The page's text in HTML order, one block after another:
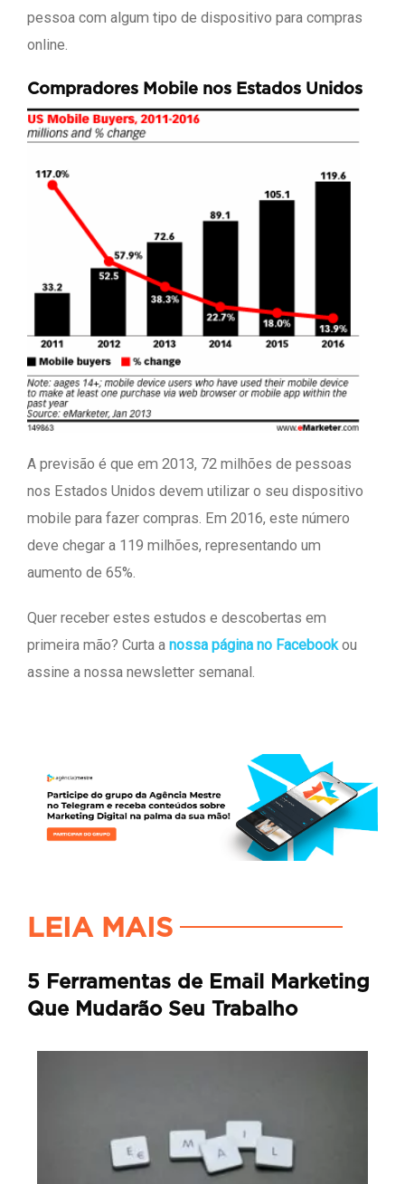
pessoa com algum tipo de dispositivo para compras
online.
Compradores Mobile nos Estados Unidos
A previsão é que em 2013, 72 milhões de pessoas
nos Estados Unidos devem utilizar o seu dispositivo
mobile para fazer compras. Em 2016, este número
deve chegar a 119 milhões, representando um
aumento de 65%.
Quer receber estes estudos e descobertas em
primeira mão? Curta a nossa página no Facebookou
assine a nossa newsletter semanal.
LEIA MAIS
5 Ferramentas de Email Marketing
Que Mudarão Seu Trabalho